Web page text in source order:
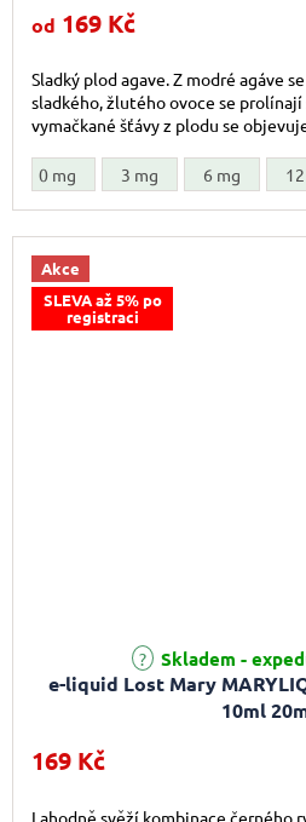
od 169 Kč
Sladký plod agave. Z modré agáve
sladkého, žlutého ovoce se
vymačkané šťávy z plodu se
0 mg 3 mg 6 mg
Akce
SLEVA až 5% po
registraci
e-liquid Lost Mary
10ml
Skladem -
169 Kč
Lahodně svěží kombinace černého